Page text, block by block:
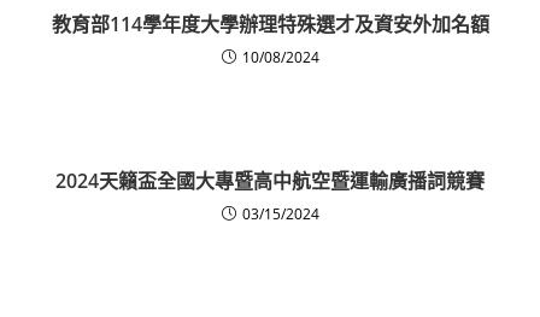
教育部114學年度大學辦理特殊選才及資安外加名額
10/08/2024
2024天籟盃全國大專暨高中航空暨運輸廣播詞競賽
03/15/2024